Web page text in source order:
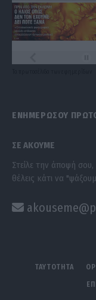
ΕΝΗΜΕΡΩΣΟΥ
ΣΕ ΑΚΟΥΜΕ
Στείλε την άποψή
θέλεις κάτι να
ΤΑΥΤΟΤΗΤΑ